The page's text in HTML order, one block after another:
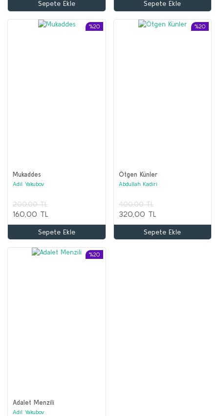
Sepete Ekle Sepete Ekle
%20
Mukaddes
Adil Yakubov
200,00 TL
160,00 TL
Sepete Ekle
%20
Ötgen Künler
Abdullah Kadiri
400,00 TL
320,00 TL
Sepete Ekle
%20
Adalet Menzili
Adil Yakubov